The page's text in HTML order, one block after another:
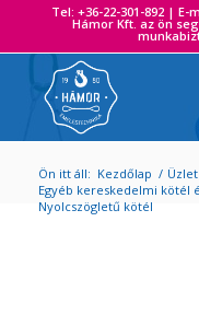
Tel: +36-22-301-
Hámor Kft. az ön
Ön itt áll: Kezdőlap / Üzlet
Egyéb kereskedelmi kötél
Nyolcszögletű kötél